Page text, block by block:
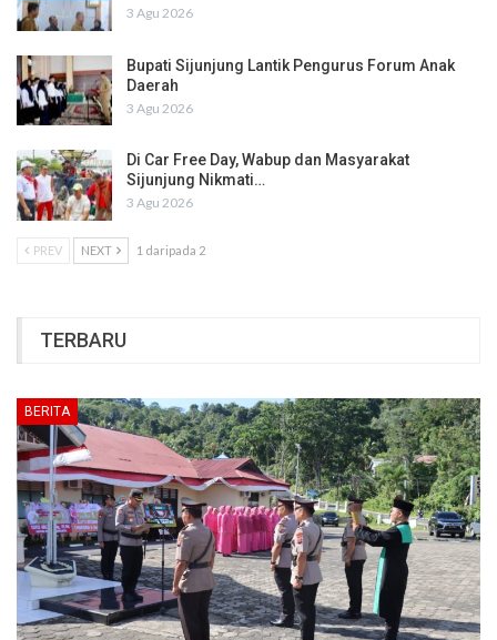
3 Agu 2026
Bupati Sijunjung Lantik Pengurus Forum Anak
Daerah
3 Agu 2026
Di Car Free Day, Wabup dan Masyarakat
Sijunjung Nikmati…
3 Agu 2026
PREV NEXT 1 daripada 2
TERBARU
BERITA